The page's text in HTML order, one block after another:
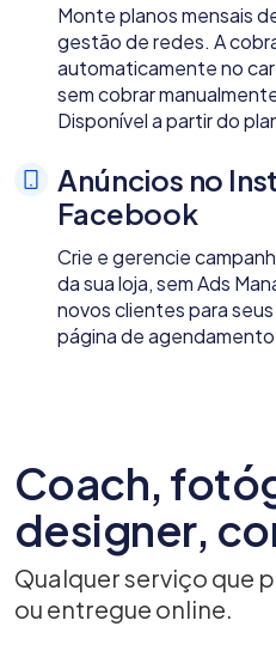
Monte planos mensais
gestão de redes. A
automaticamente no
sem cobrar
Disponível a partir do
Anúncios no
Facebook
Crie e gerencie
da sua loja, sem Ads
novos clientes para
página de
Coach,
designer,
Qualquer serviço que
ou entregue online.